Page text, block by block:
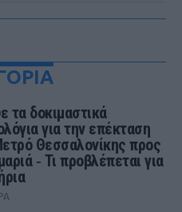
τα δοκιμαστικά
για την επέκταση
Θεσσαλονίκης προς
‑ Τι προβλέπεται για